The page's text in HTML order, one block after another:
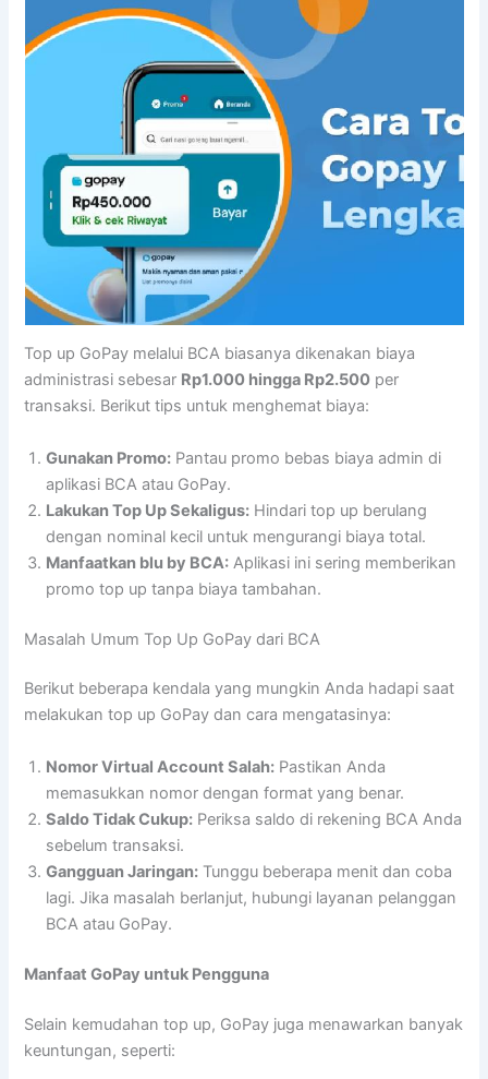
Top up GoPay melalui BCA biasanya dikenakan biaya
administrasi sebesar Rp1.000 hingga Rp2.500 per
transaksi. Berikut tips untuk menghemat biaya:
Gunakan Promo: Pantau promo bebas biaya admin di
aplikasi BCA atau GoPay.
Lakukan Top Up Sekaligus: Hindari top up berulang
dengan nominal kecil untuk mengurangi biaya total.
Manfaatkan blu by BCA: Aplikasi ini sering memberikan
promo top up tanpa biaya tambahan.
Masalah Umum Top Up GoPay dari BCA
Berikut beberapa kendala yang mungkin Anda hadapi saat
melakukan top up GoPay dan cara mengatasinya:
Nomor Virtual Account Salah: Pastikan Anda
memasukkan nomor dengan format yang benar.
Saldo Tidak Cukup: Periksa saldo di rekening BCA Anda
sebelum transaksi.
Gangguan Jaringan: Tunggu beberapa menit dan coba
lagi. Jika masalah berlanjut, hubungi layanan pelanggan
BCA atau GoPay.
Manfaat GoPay untuk Pengguna
Selain kemudahan top up, GoPay juga menawarkan banyak
keuntungan, seperti: